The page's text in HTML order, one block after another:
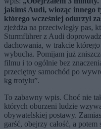
jakimś Audi, wioząc innego
którego wcześniej odurzył
zjeżdża na przeciwległy pas,
Sturmführer z Audi
dachowania, w trakcie
wybucha. Pomijam już
filmu i to ogólnie bez
przeciętny samochód po
kg trotylu”.
To zabawny wpis. Choć nie
których oburzeni ludzie
obywatelskiej postawy.
garść, obejrzy całość, a